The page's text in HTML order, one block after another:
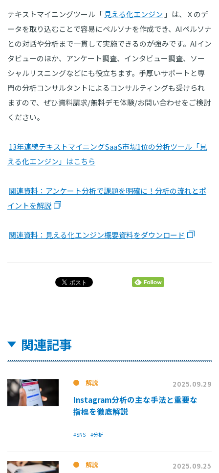
テキストマイニングツール「 見える化エンジン 」は、Ｘのデ
ータを取り込むことで容易にペルソナを作成でき、AIペルソナ
との対話や分析まで一貫して実施できるのが強みです。AIイン
タビューのほか、アンケート調査、インタビュー調査、ソー
シャルリスニングなどにも役立ちます。手厚いサポートと専
門の分析コンサルタントによるコンサルティングも受けられ
ますので、ぜひ資料請求/無料デモ体験/お問い合わせをご検討
ください。
13年連続テキストマイニングSaaS市場1位の分析ツール「見
える化エンジン」はこちら
関連資料：アンケート分析で課題を明確に！分析の流れとポ
イントを解説
関連資料：見える化エンジン概要資料をダウンロード
関連記事
解説 2025.09.29
Instagram分析の主な手法と重要な
指標を徹底解説
#SNS #分析
解説 2025.09.25